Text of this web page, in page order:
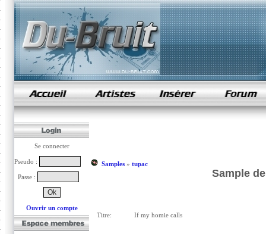
samples de rap
Se connecter
Pseudo :
Passe :
Ouvrir un compte
Samples» tupac
Sample
Titre: If my homie calls